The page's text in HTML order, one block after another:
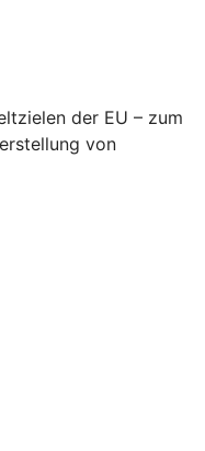
der EU – zum
von